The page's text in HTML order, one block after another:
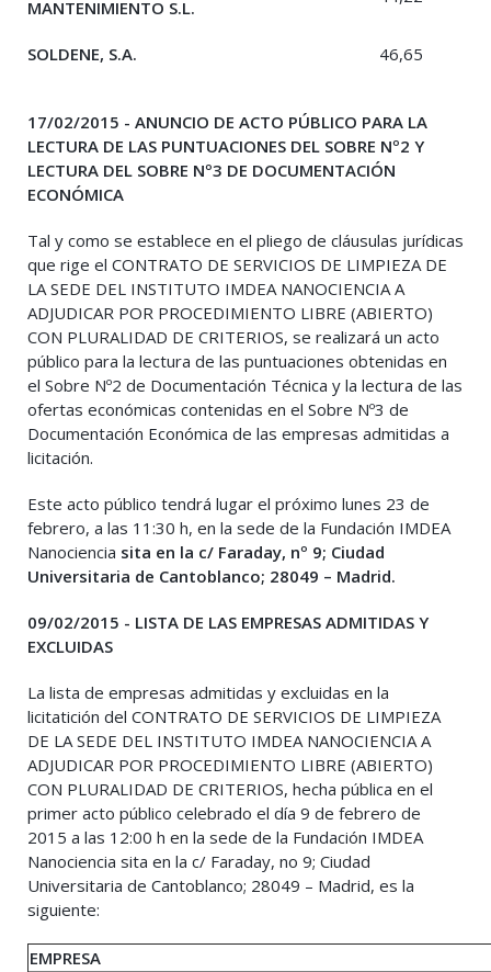
MANTENIMIENTO S.L.
SOLDENE, S.A. 46,65
17/02/2015 - ANUNCIO DE ACTO PÚBLICO PARA LA
LECTURA DE LAS PUNTUACIONES DEL SOBRE Nº2 Y
LECTURA DEL SOBRE Nº3 DE DOCUMENTACIÓN
ECONÓMICA
Tal y como se establece en el pliego de cláusulas jurídicas
que rige el CONTRATO DE SERVICIOS DE LIMPIEZA DE
LA SEDE DEL INSTITUTO IMDEA NANOCIENCIA A
ADJUDICAR POR PROCEDIMIENTO LIBRE (ABIERTO)
CON PLURALIDAD DE CRITERIOS, se realizará un acto
público para la lectura de las puntuaciones obtenidas en
el Sobre Nº2 de Documentación Técnica y la lectura de las
ofertas económicas contenidas en el Sobre Nº3 de
Documentación Económica de las empresas admitidas a
licitación.
Este acto público tendrá lugar el próximo lunes 23 de
febrero, a las 11:30 h, en la sede de la Fundación IMDEA
Nanociencia sita en la c/ Faraday, nº 9; Ciudad
Universitaria de Cantoblanco; 28049 – Madrid.
09/02/2015 - LISTA DE LAS EMPRESAS ADMITIDAS Y
EXCLUIDAS
La lista de empresas admitidas y excluidas en la
licitatición del CONTRATO DE SERVICIOS DE LIMPIEZA
DE LA SEDE DEL INSTITUTO IMDEA NANOCIENCIA A
ADJUDICAR POR PROCEDIMIENTO LIBRE (ABIERTO)
CON PLURALIDAD DE CRITERIOS, hecha pública en el
primer acto público celebrado el día 9 de febrero de
2015 a las 12:00 h en la sede de la Fundación IMDEA
Nanociencia sita en la c/ Faraday, no 9; Ciudad
Universitaria de Cantoblanco; 28049 – Madrid, es la
siguiente:
EMPRESA